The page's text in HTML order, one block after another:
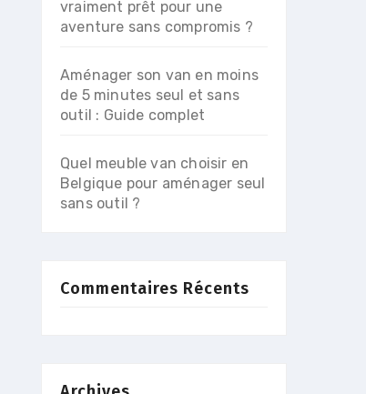
vraiment prêt pour une
aventure sans compromis ?
Aménager son van en moins
de 5 minutes seul et sans
outil : Guide complet
Quel meuble van choisir en
Belgique pour aménager seul
sans outil ?
Commentaires Récents